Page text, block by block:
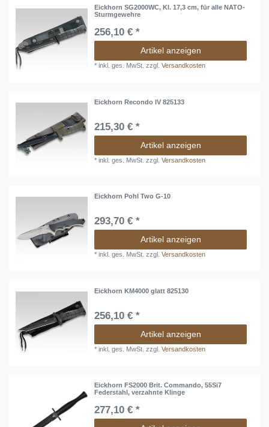
Eickhorn SG2000WC, Kl. 17,3 cm, für alle NATO-
Sturmgewehre
256,10 € *
Artikel anzeigen
*inkl. ges. MwSt. zzgl.Versandkosten
Eickhorn Recondo IV 825133
215,30 € *
Artikel anzeigen
*inkl. ges. MwSt. zzgl.Versandkosten
Eickhorn Pohl Two G-10
293,70 € *
Artikel anzeigen
*inkl. ges. MwSt. zzgl.Versandkosten
Eickhorn KM4000 glatt 825130
256,10 € *
Artikel anzeigen
*inkl. ges. MwSt. zzgl.Versandkosten
Eickhorn FS2000 Brit. Commando, 55Si7
Federstahl, verzahnte Klinge
277,10 € *